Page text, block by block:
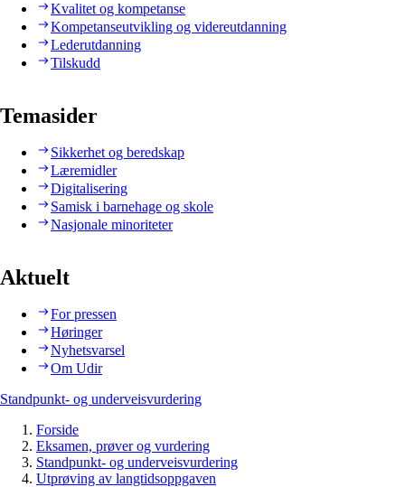
Kvalitet og kompetanse
Kompetanseutvikling og videreutdanning
Lederutdanning
Tilskudd
Temasider
Sikkerhet og beredskap
Læremidler
Digitalisering
Samisk i barnehage og skole
Nasjonale minoriteter
Aktuelt
For pressen
Høringer
Nyhetsvarsel
Om Udir
Standpunkt- og underveisvurdering
Forside
Eksamen, prøver og vurdering
Standpunkt- og underveisvurdering
Utprøving av langtidsoppgaven